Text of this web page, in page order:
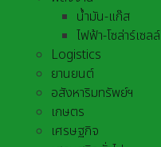
น้ำมัน-แก๊ส
ไฟฟ้า-โซล่าร์เซลล์
Logistics
ยานยนต์
อสังหาริมทรัพย์ฯ
เกษตร
เศรษฐกิจ